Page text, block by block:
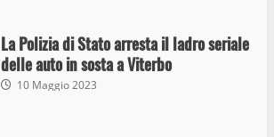
La Polizia di Stato arresta il ladro seriale
delle auto in sosta a Viterbo
10 Maggio 2023